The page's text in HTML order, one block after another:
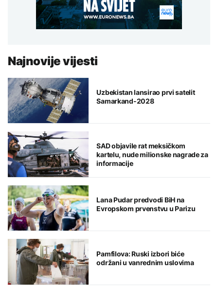
Najnovije vijesti
Uzbekistan lansirao prvi satelit
Samarkand-2028
SAD objavile rat meksičkom
kartelu, nude milionske nagrade za
informacije
Lana Pudar predvodi BiH na
Evropskom prvenstvu u Parizu
Pamfilova: Ruski izbori biće
održani u vanrednim uslovima